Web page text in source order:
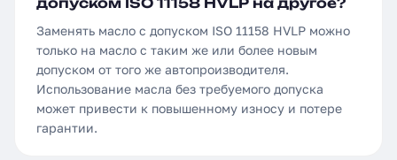
Заменять масло с допуском ISO 11158 HVLP можно
только на масло с таким же или более новым
допуском от того же автопроизводителя.
Использование масла без требуемого допуска
может привести к повышенному износу и потере
гарантии.